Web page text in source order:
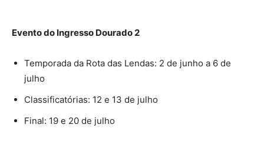
Evento do Ingresso Dourado 2
Temporada da Rota das Lendas: 2 de junho a 6 de
julho
Classificatórias: 12 e 13 de julho
Final: 19 e 20 de julho